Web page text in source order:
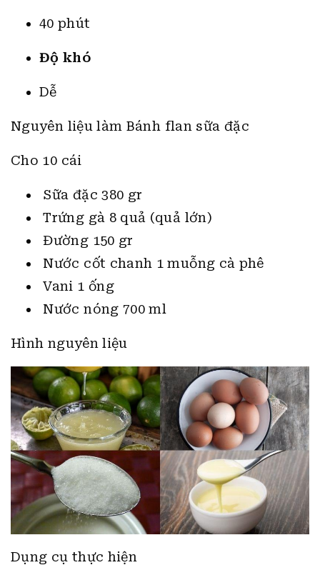
40 phút
Độ khó
Dễ
Nguyên liệu làm Bánh flan sữa đặc
Cho 10 cái
Sữa đặc 380 gr
Trứng gà 8 quả (quả lớn)
Đường 150 gr
Nước cốt chanh 1 muỗng cà phê
Vani 1 ống
Nước nóng 700 ml
Hình nguyên liệu
Dụng cụ thực hiện